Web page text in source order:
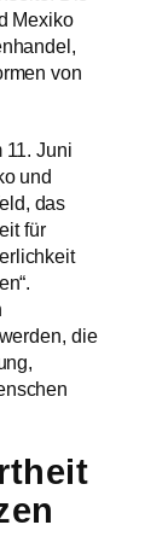
Mexiko
von
11. Juni
und
das
für
die